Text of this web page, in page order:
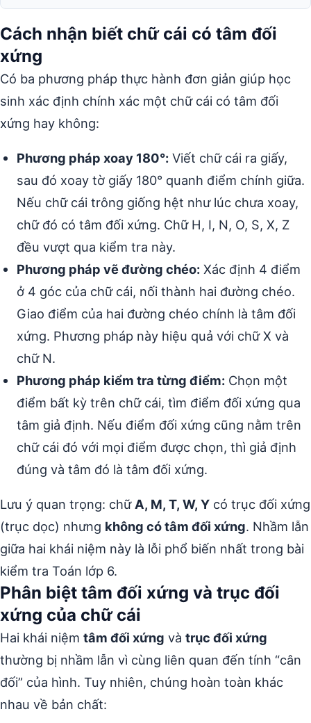
Cách nhận biết chữ cái có tâm đối
xứng
Có ba phương pháp thực hành đơn giản giúp học
sinh xác định chính xác một chữ cái có tâm đối
xứng hay không:
Phương pháp xoay 180°: Viết chữ cái ra giấy,
sau đó xoay tờ giấy 180° quanh điểm chính giữa.
Nếu chữ cái trông giống hệt như lúc chưa xoay,
chữ đó có tâm đối xứng. Chữ H, I, N, O, S, X, Z
đều vượt qua kiểm tra này.
Phương pháp vẽ đường chéo: Xác định 4 điểm
ở 4 góc của chữ cái, nối thành hai đường chéo.
Giao điểm của hai đường chéo chính là tâm đối
xứng. Phương pháp này hiệu quả với chữ X và
chữ N.
Phương pháp kiểm tra từng điểm: Chọn một
điểm bất kỳ trên chữ cái, tìm điểm đối xứng qua
tâm giả định. Nếu điểm đối xứng cũng nằm trên
chữ cái đó với mọi điểm được chọn, thì giả định
đúng và tâm đó là tâm đối xứng.
Lưu ý quan trọng: chữA, M, T, W, Y có trục đối xứng
(trục dọc) nhưng không có tâm đối xứng. Nhầm lẫn
giữa hai khái niệm này là lỗi phổ biến nhất trong bài
kiểm tra Toán lớp 6.
Phân biệt tâm đối xứng và trục đối
xứng của chữ cái
Hai khái niệm tâm đối xứng và trục đối xứng
thường bị nhầm lẫn vì cùng liên quan đến tính “cân
đối” của hình. Tuy nhiên, chúng hoàn toàn khác
nhau về bản chất: